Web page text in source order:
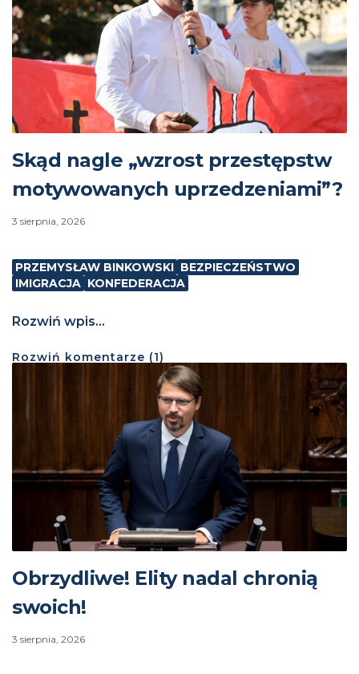
Skąd nagle „wzrost przestępstw
motywowanych uprzedzeniami”?
3 sierpnia, 2026
PRZEMYSŁAW BINKOWSKI BEZPIECZEŃSTWO
IMIGRACJA KONFEDERACJA
Rozwiń wpis...
Rozwiń komentarze (1)
Obrzydliwe! Elity nadal chronią
swoich!
3 sierpnia, 2026